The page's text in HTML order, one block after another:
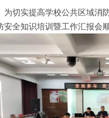
实提高学校公共区域消防
安全知识培训暨工作汇报会